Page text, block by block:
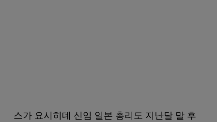
스가 요시히데 신임 일본 총리도 지난달 말 후